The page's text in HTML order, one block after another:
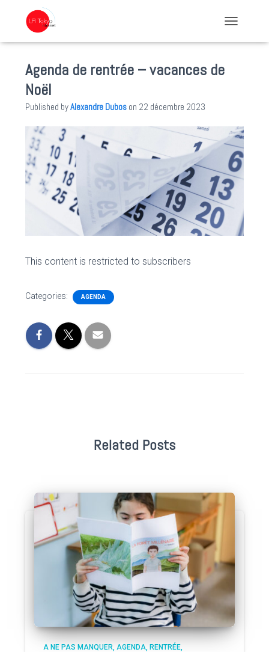
Agenda de rentrée – vacances de
Noël
Published byAlexandre Dubos on 22 décembre 2023
This content is restricted to subscribers
Categories: AGENDA
Related Posts
A NE PAS MANQUER AGENDA RENTRÉE